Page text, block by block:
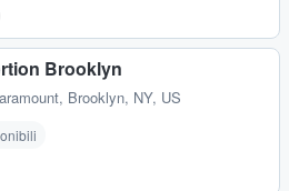
Brooklyn
, Brooklyn, NY, US